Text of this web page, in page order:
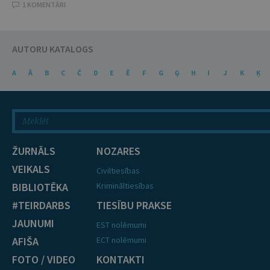
1 KOMENTĀRI
AUTORU KATALOGS
A Ā B C Č D E Ē F G Ģ H I J K Ķ
ŽURNĀLS
VEIKALS
BIBLIOTĒKA
#TEIRDARBS
JAUNUMI
AFIŠA
FOTO / VIDEO
NOZARES
Civiltiesības
Krimināltiesības
TIESĪBU PRAKSE
EST nolēmumi
ECT nolēmumi
KONTAKTI